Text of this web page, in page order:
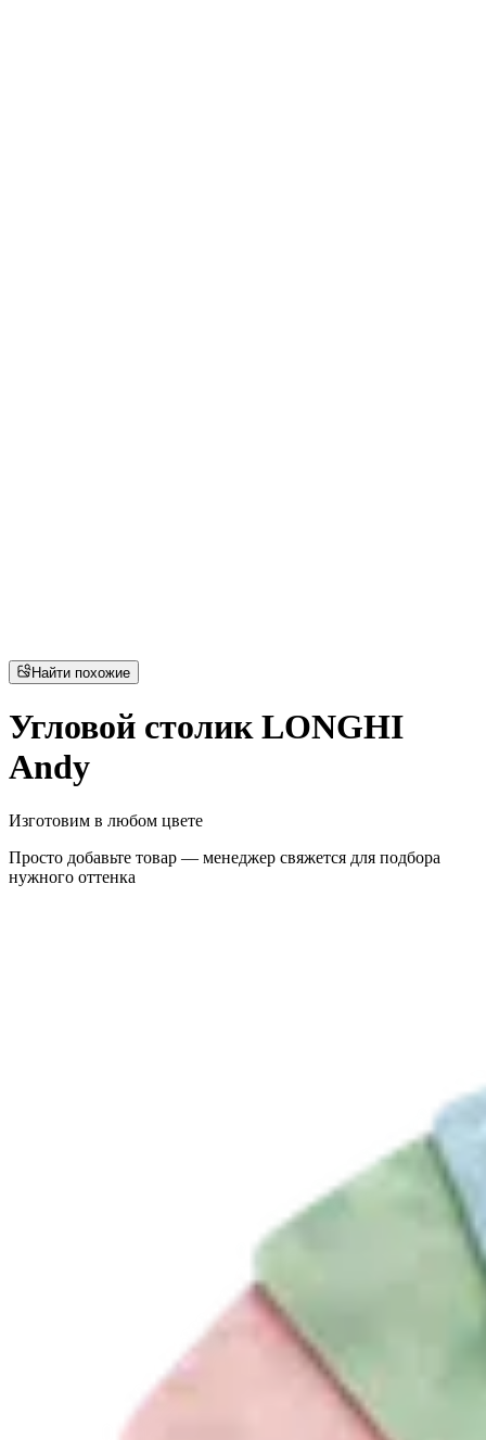
Найти похожие
Угловой столик LONGHI
Andy
Изготовим в любом цвете
Просто добавьте товар — менеджер свяжется для подбора
нужного оттенка